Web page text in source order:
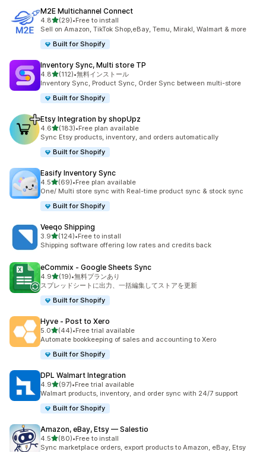
M2E Multichannel Connect
4.85つ星中
(29)
合計レビュー数：29件
•Free to install
Sell on Amazon, TikTok Shop,eBay, Temu, Mirakl, Walmart & more
Built for Shopify
Inventory Sync, Multi store TP
4.85つ星中
(112)
合計レビュー数：112件
•無料インストール
Inventory Sync, Product Sync, Order Sync between multi-store
Built for Shopify
Etsy Integration by shopUpz
4.65つ星中
(183)
合計レビュー数：183件
•Free plan available
Sync Etsy products, inventory, and orders automatically
Built for Shopify
Easify Inventory Sync
4.55つ星中
(69)
合計レビュー数：69件
•Free plan available
One/ Multi store sync with Real-time product sync & stock sync
Built for Shopify
Veeqo Shipping
3.95つ星中
(124)
合計レビュー数：124件
•Free to install
Shipping software offering low rates and credits back
eCommix ‑ Google Sheets Sync
4.95つ星中
(19)
合計レビュー数：19件
•無料プランあり
スプレッドシートに出力、一括編集してストアを更新
Built for Shopify
Hyve ‑ Post to Xero
5.05つ星中
(44)
合計レビュー数：44件
•Free trial available
Automate bookkeeping of sales and accounting to Xero
Built for Shopify
DPL Walmart Integration
4.95つ星中
(97)
合計レビュー数：97件
•Free trial available
Walmart products, inventory, and order sync with 24/7 support
Built for Shopify
Amazon, eBay, Etsy — Salestio
4.55つ星中
(80)
合計レビュー数：80件
•Free to install
Sync marketplace orders, export products to Amazon, eBay, Etsy